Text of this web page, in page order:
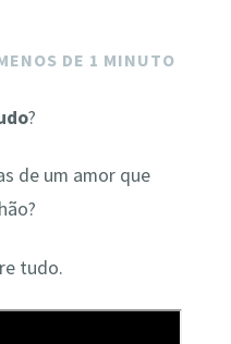
DE 1 MINUTO
?
de um amor que
tudo.